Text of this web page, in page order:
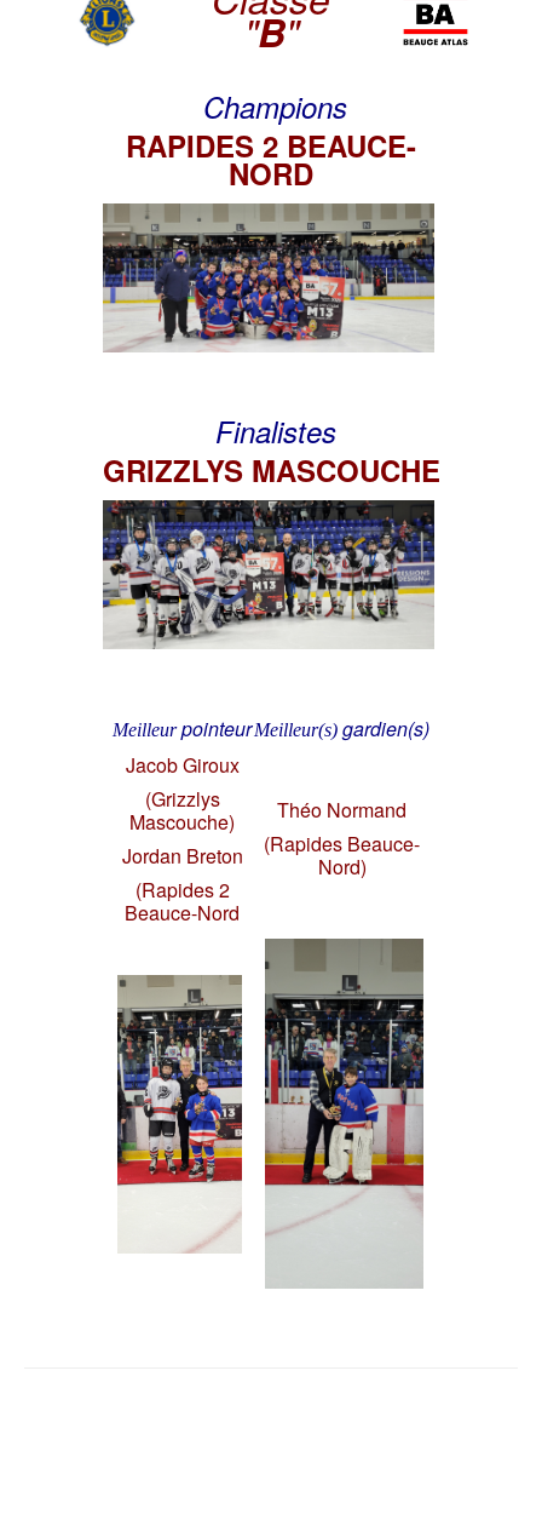
"B"
Champions
RAPIDES 2 BEAUCE-
NORD
Finalistes
GRIZZLYS MASCOUCHE
MeilleurpointeurMeilleur(s) gardien(s)
Jacob Giroux
(Grizzlys
Mascouche)
Jordan Breton
(Rapides 2
Beauce-Nord
Théo Normand
(Rapides Beauce-
Nord)